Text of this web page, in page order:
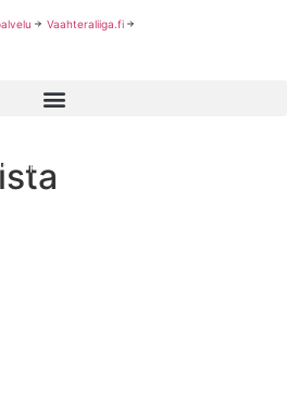
Vaahteraliiga.fi
2022 Pajulahdessa